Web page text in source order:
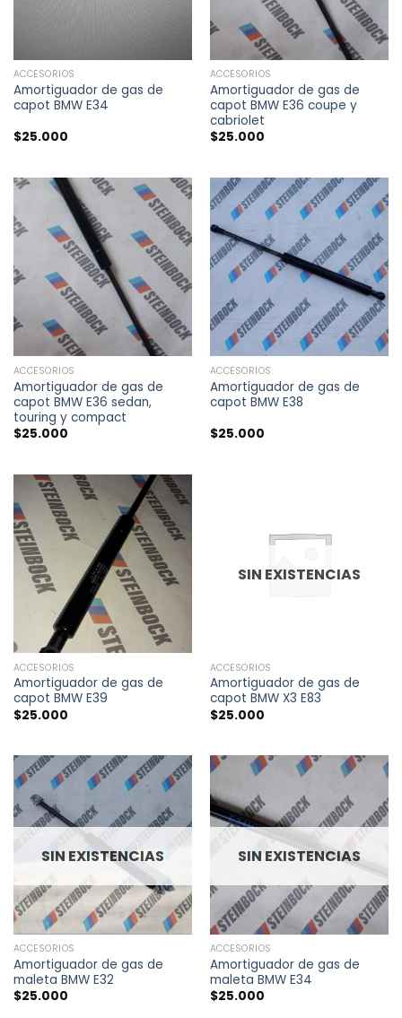
ACCESORIOS
Amortiguador de gas de
capot BMW E34
$25.000
ACCESORIOS
Amortiguador de gas de
capot BMW E36 coupe y
cabriolet
$25.000
ACCESORIOS
Amortiguador de gas de
capot BMW E36 sedan,
touring y compact
$25.000
ACCESORIOS
Amortiguador de gas de
capot BMW E38
$25.000
ACCESORIOS
Amortiguador de gas de
capot BMW E39
$25.000
SIN EXISTENCIAS
ACCESORIOS
Amortiguador de gas de
capot BMW X3 E83
$25.000
SIN EXISTENCIAS
ACCESORIOS
Amortiguador de gas de
maleta BMW E32
$25.000
SIN EXISTENCIAS
ACCESORIOS
Amortiguador de gas de
maleta BMW E34
$25.000